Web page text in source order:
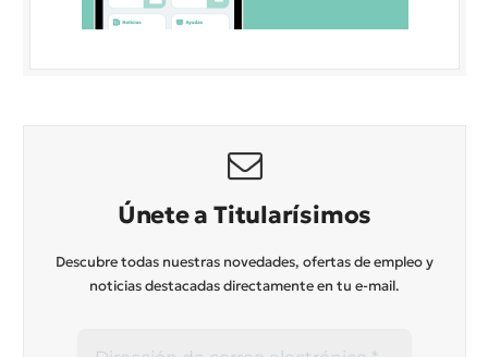
Únete a Titularísimos
Descubre todas nuestras novedades, ofertas de empleo y
noticias destacadas directamente en tu e-mail.